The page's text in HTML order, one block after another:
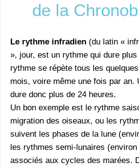
de la
Le rythme infradien (du latin «
», jour, est un rythme qui dure
rythme se répète tous les
mois, voire même une fois par an.
dure donc plus de 24 heures.
Un bon exemple est le rythme
migration des oiseaux, ou les
suivent les phases de la lune
les rythmes semi-lunaires
associés aux cycles des marées.